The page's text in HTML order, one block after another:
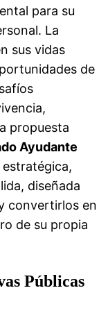
para su
La
sus vidas
de
propuesta
Ayudante
diseñada
convertirlos en
de su propia
Públicas